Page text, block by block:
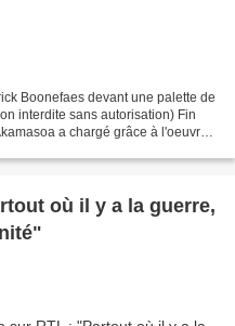
Boonefaes devant une palette de
interdite sans autorisation) Fin
a chargé grâce à l'oeuvre
où il y a la guerre,